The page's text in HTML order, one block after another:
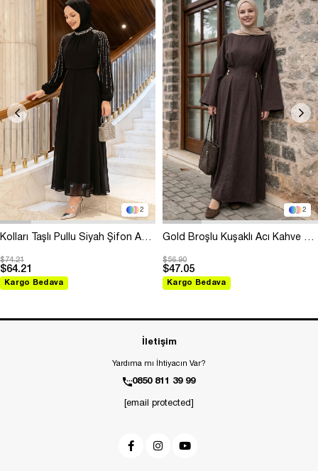
2
Kolları Taşlı Pullu Siyah Şifon Abiye
$74.21
$64.21
Kargo Bedava
2
Gold Broşlu Kuşaklı Acı Kahve Modal Elbise
$56.90
$47.05
Kargo Bedava
İletişim
Yardıma mı İhtiyacın Var?
0850 811 39 99
[email protected]